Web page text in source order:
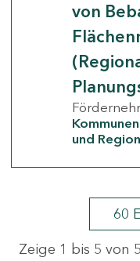
von
Kommunen
und
60
Zeige 1 bis 5 von